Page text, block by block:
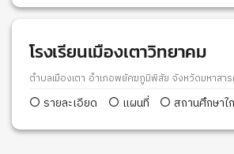
โรงเรียนเมืองเตาวิทยาคม
ตำบลเมืองเตา อำเภอพยัคฆภูมิพิสัย จังหวัดมหาสา
รายละเอียด แผนที่ สถานศึกษาใ